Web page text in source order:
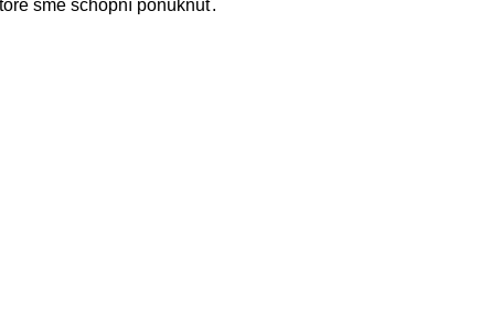
sme schopní ponúknuť.